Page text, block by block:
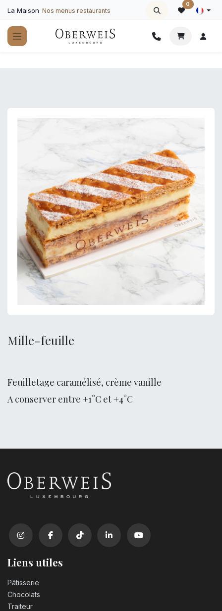
La Maison Nos menus restaurants
0
Mille-feuille
Feuilletage caramélisé, crème vanille
A conserver entre +1°C et +4°C
Liens utiles
Pâtisserie
Chocolats
Traiteur